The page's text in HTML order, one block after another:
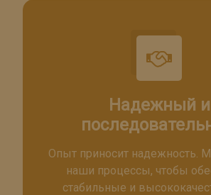
Надежный и
Опыт приносит надежность.
наши процессы, чтобы
стабильные и